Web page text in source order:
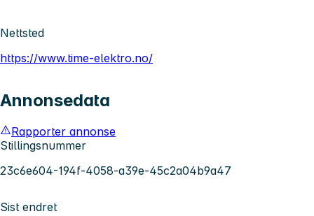
Nettsted
https://www.time-elektro.no/
Annonsedata
Rapporter annonse
Stillingsnummer
23c6e604-194f-4058-a39e-45c2a04b9a47
Sist endret